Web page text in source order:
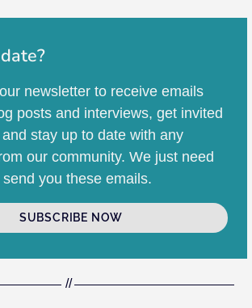
newsletter to receive emails
posts and interviews, get invited
stay up to date with any
our community. We just need
you these emails.
SUBSCRIBE NOW